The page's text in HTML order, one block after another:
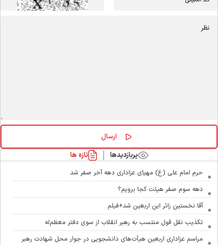
پربازدیدها تازه ها
حرم امام علی (ع) مهیای عزاداری دهه آخر صفر شد
دهه سوم صفر هیئت کجا برویم؟
آقا نخستین زائر این اربعین شد+فیلم
تکذیب نقل قول منتسب به رهبر انقلاب از سوی دفتر معظم‌له
مراسم عزاداری اربعین هیأت‌های دانشجویی در جوار محل شهادت رهبر